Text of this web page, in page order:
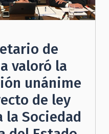
de
valoró la
unánime
de ley
la Sociedad